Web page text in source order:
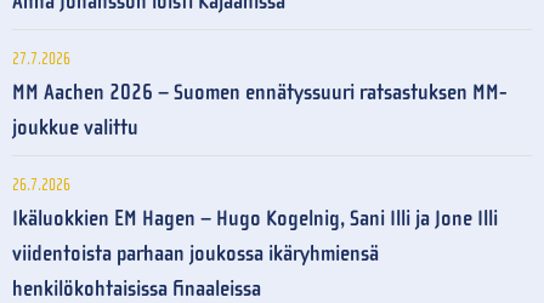
27.7.2026
MM Aachen 2026 – Suomen ennätyssuuri ratsastuksen MM-
joukkue valittu
26.7.2026
Ikäluokkien EM Hagen – Hugo Kogelnig, Sani Illi ja Jone Illi
viidentoista parhaan joukossa ikäryhmiensä
henkilökohtaisissa finaaleissa